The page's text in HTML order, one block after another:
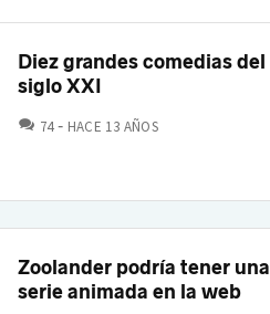
Diez grandes comedias del
siglo XXI
74 COMENTARIOS
HACE 13 AÑOS
Zoolander podría tener una
serie animada en la web